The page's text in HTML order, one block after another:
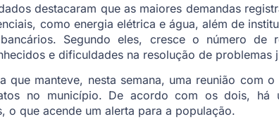
destacaram que as maiores demandas
como energia elétrica e água, além de
Segundo eles, cresce o número de
e dificuldades na resolução de problemas
que manteve, nesta semana, uma reunião com
no município. De acordo com os dois, há
o que acende um alerta para a população.